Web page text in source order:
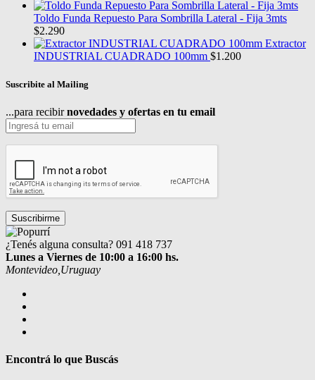
Toldo Funda Repuesto Para Sombrilla Lateral - Fija 3mts
$2.290
Extractor
INDUSTRIAL CUADRADO 100mm $1.200
Suscribite al Mailing
...para recibirnovedades y ofertas en tu email
¿Tenés alguna consulta? 091 418 737
Lunes a Viernes de 10:00 a 16:00 hs.
Montevideo,Uruguay
Encontrá lo que Buscás